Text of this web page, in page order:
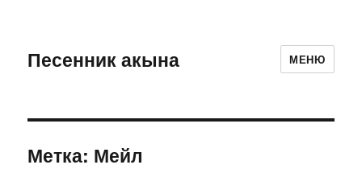
Песенник акына МЕНЮ
Метка: Мейл